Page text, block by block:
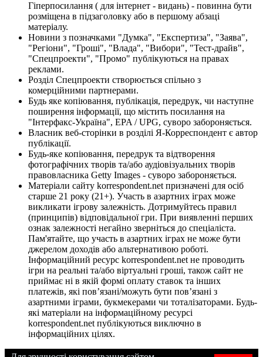
Гіперпосилання ( для інтернет - видань) - повинна бути
розміщена в підзаголовку або в першому абзаці
матеріалу.
Новини з позначками "Думка", "Експертиза", "Заява",
"Регіони", "Гроші", "Влада", "Вибори", "Тест-драйв",
"Спецпроекти", "Промо" публікуються на правах
реклами.
Розділ Спецпроекти створюється спільно з
комерційними партнерами.
Будь яке копіювання, публікація, передрук, чи наступне
поширення інформації, що містить посилання на
"Інтерфакс-Україна", EPA / UPG, суворо забороняється.
Власник веб-сторінки в розділі Я-Корреспондент є автор
публікації.
Будь-яке копіювання, передрук та відтворення
фотографічних творів та/або аудіовізуальних творів
правовласника Getty Images - суворо забороняється.
Матеріали сайту korrespondent.net призначені для осіб
старше 21 року (21+). Участь в азартних іграх може
викликати ігрову залежність. Дотримуйтесь правил
(принципів) відповідальної гри. При виявленні перших
ознак залежності негайно зверніться до спеціаліста.
Пам'ятайте, що участь в азартних іграх не може бути
джерелом доходів або альтернативою роботі.
Інформаційний ресурс korrespondent.net не проводить
ігри на реальні та/або віртуальні гроші, також сайт не
приймає ні в якій формі оплату ставок та інших
платежів, які пов’язані/можуть бути пов’язані з
азартними іграми, букмекерами чи тоталізаторами. Будь-
які матеріали на інформаційному ресурсі
korrespondent.net публікуються виключно в
інформаційних цілях.